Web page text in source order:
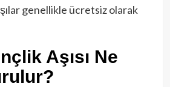
genellikle ücretsiz olarak
Aşısı Ne